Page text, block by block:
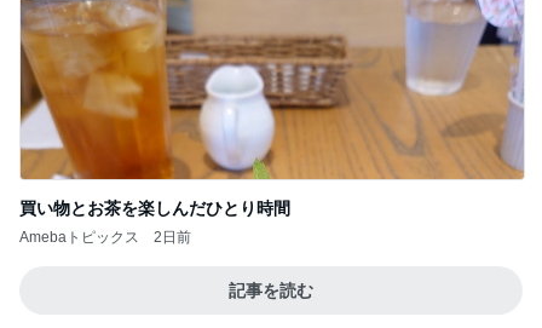
買い物とお茶を楽しんだひとり時間
Amebaトピックス 2日前
記事を読む